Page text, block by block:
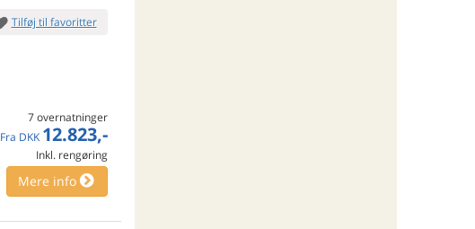
Tilføj til favoritter
7 overnatninger
Fra DKK 12.823,-
Inkl. rengøring
Mere info